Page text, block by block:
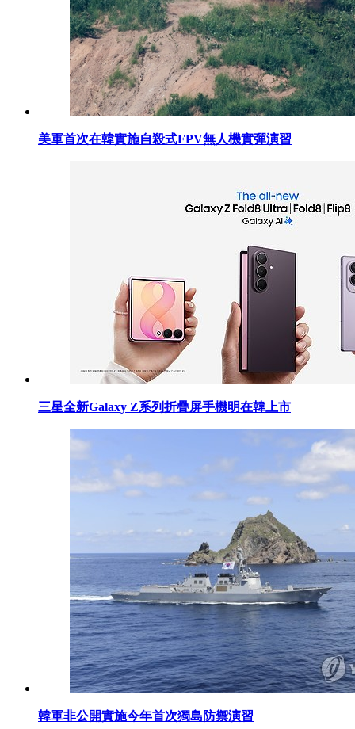
美軍首次在韓實施自殺式FPV無人機實彈演習
三星全新Galaxy Z系列折疊屏手機明在韓上市
韓軍非公開實施今年首次獨島防禦演習